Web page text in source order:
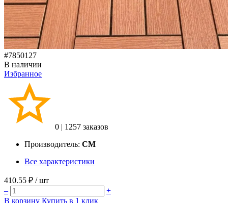
#7850127
В наличии
Избранное
0 | 1257 заказов
Производитель: CM
Все характеристики
410.55 ₽ / шт
–
+
В корзину Купить в 1 клик